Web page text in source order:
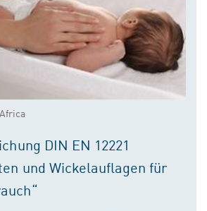
DIN EN 12221
und Wickelauflagen für